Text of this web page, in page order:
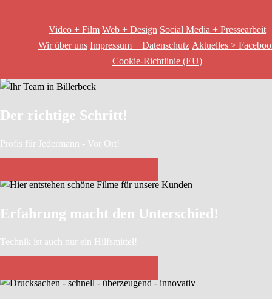
Video + Film Web + Design Social Media + Pressearbeit
Wir über uns Impressum + Datenschutz Aktuelles >
Cookie-Richtlinie (EU)
Der richtige Schritt!
Profis für Jedermann - Vor Ort!
Erfahrung macht den Unterschied!
Technik ist auch nur ein Hilfsmittel!